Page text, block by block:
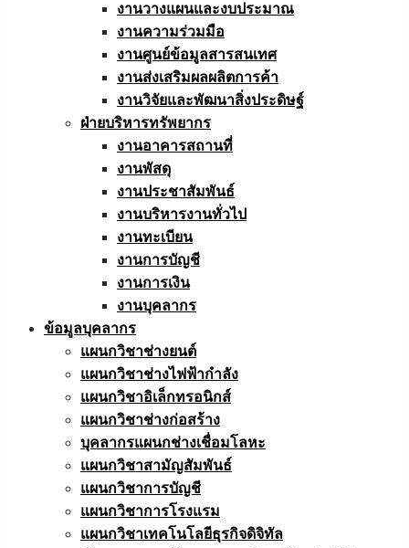
งานวางแผนและงบประมาณ
งานความร่วมมือ
งานศูนย์ข้อมูลสารสนเทศ
งานส่งเสริมผลผลิตการค้า
งานวิจัยและพัฒนาสิ่งประดิษฐ์
ฝ่ายบริหารทรัพยากร
งานอาคารสถานที่
งานพัสดุ
งานประชาสัมพันธ์
งานบริหารงานทั่วไป
งานทะเบียน
งานการบัญชี
งานการเงิน
งานบุคลากร
ข้อมูลบุคลากร
แผนกวิชาช่างยนต์
แผนกวิชาช่างไฟฟ้ากำลัง
แผนกวิชาอิเล็กทรอนิกส์
แผนกวิชาช่างก่อสร้าง
บุคลากรแผนกช่างเชื่อมโลหะ
แผนกวิชาสามัญสัมพันธ์
แผนกวิชาการบัญชี
แผนกวิชาการโรงแรม
แผนกวิชาเทคโนโลยีธุรกิจดิจิทัล